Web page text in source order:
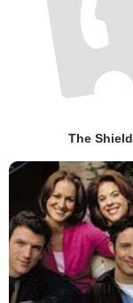
The Shield